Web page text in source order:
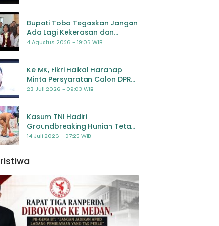
Bupati Toba Tegaskan Jangan
Ada Lagi Kekerasan dan
Bullying Terhadap Anak,
4 Agustus 2026 - 19:06 WIB
Ke MK, Fikri Haikal Harahap
Minta Persyaratan Calon DPR
Dilengkapi Penilaian
23 Juli 2026 - 09:03 WIB
Kasum TNI Hadiri
Groundbreaking Hunian Tetap
Pascabencana di
14 Juli 2026 - 07:25 WIB